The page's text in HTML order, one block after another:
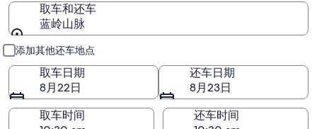
取车和还车
蓝岭山脉
取车和还车
添加其他还车地点
取车日期
8月22日
还车日期
8月23日
取车时间
还车时间